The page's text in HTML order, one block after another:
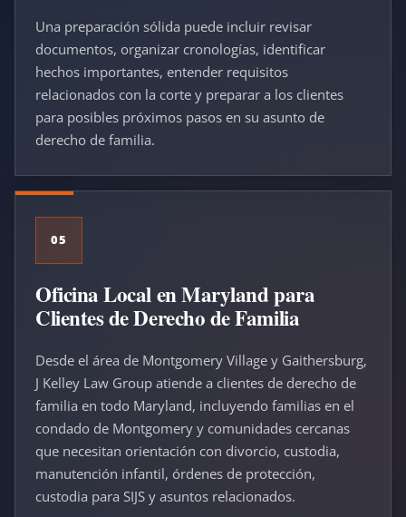
Una preparación sólida puede incluir revisar
documentos, organizar cronologías, identificar
hechos importantes, entender requisitos
relacionados con la corte y preparar a los clientes
para posibles próximos pasos en su asunto de
derecho de familia.
05
Oficina Local en Maryland para
Clientes de Derecho de Familia
Desde el área de Montgomery Village y Gaithersburg,
J Kelley Law Group atiende a clientes de derecho de
familia en todo Maryland, incluyendo familias en el
condado de Montgomery y comunidades cercanas
que necesitan orientación con divorcio, custodia,
manutención infantil, órdenes de protección,
custodia para SIJS y asuntos relacionados.